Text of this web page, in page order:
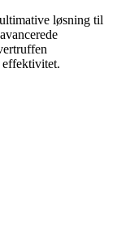
løsning til
effektivitet.